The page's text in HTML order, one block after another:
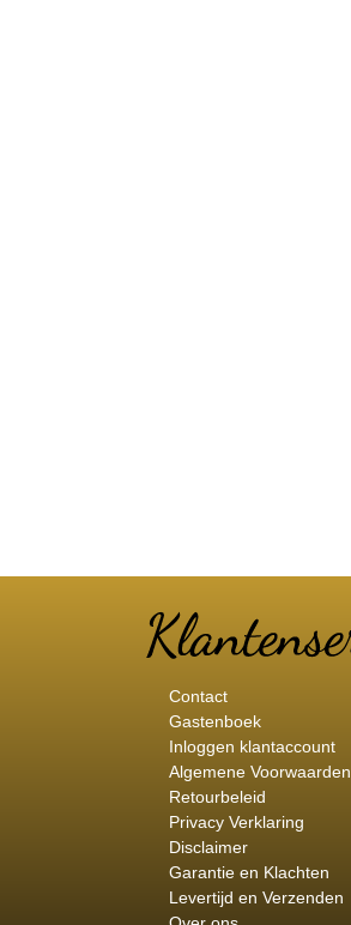
Contact
Gastenboek
Inloggen klantaccount
Algemene Voorwaarden
Retourbeleid
Privacy Verklaring
Disclaimer
Garantie en Klachten
Levertijd en Verzenden